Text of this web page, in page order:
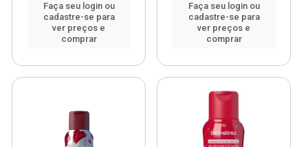
Faça seu login ou
cadastre-se para
ver preços e
comprar
Faça seu login ou
cadastre-se para
ver preços e
comprar